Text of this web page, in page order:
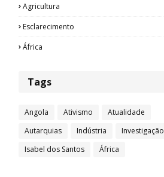
Agricultura
Esclarecimento
África
Tags
Angola Ativismo
Atualidade
Autarquias
Indústria
Investigação
Isabel dos Santos
África